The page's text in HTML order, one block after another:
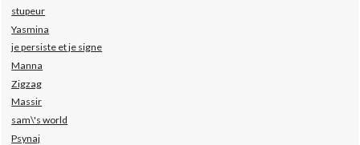
stupeur
Yasmina
je persiste et je signe
Manna
Zigzag
Massir
sam\'s world
Psynaj